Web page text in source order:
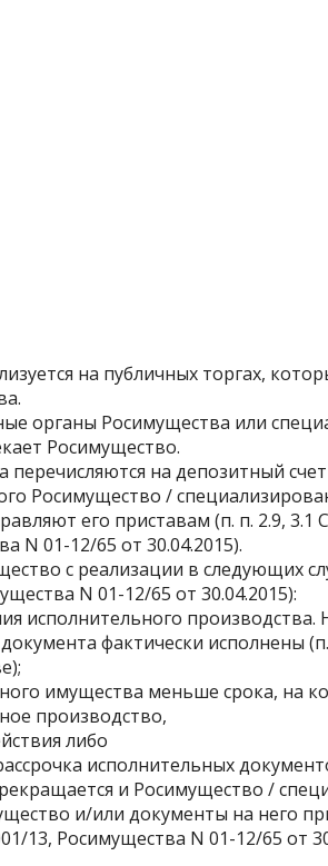
на публичных торгах,
органы Росимущества или
Росимущество.
на депозитный
Росимущество /
его приставам (п. п. 2.9,
N 01-12/65 от 30.04.2015).
с реализации в следующих
N 01-12/65 от 30.04.2015):
исполнительного производства.
фактически исполнены (п.
имущества меньше срока, на
производство,
либо
исполнительных
и Росимущество /
и/или документы на него
13, Росимущества N 01-12/65 от